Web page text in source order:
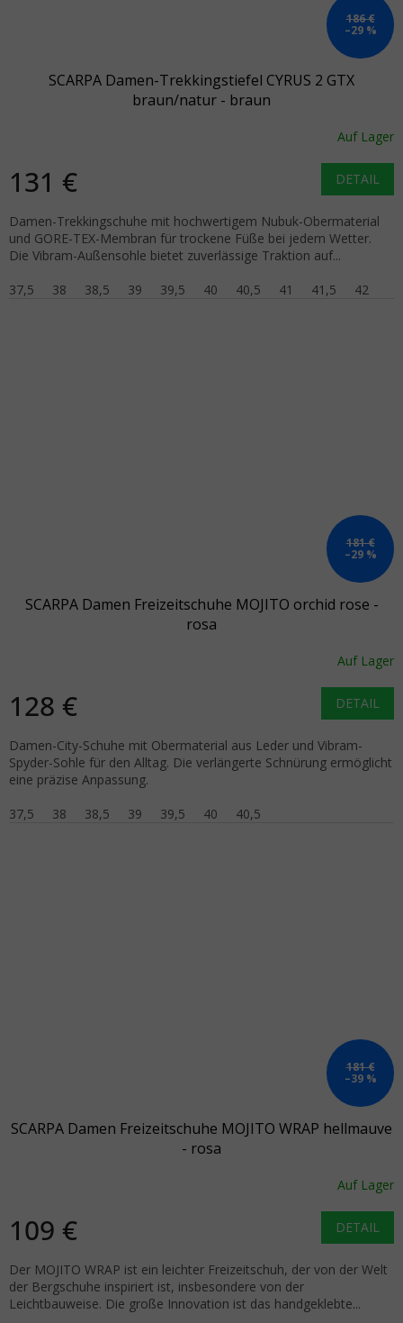
186 €
–29 %
SCARPA Damen-Trekkingstiefel CYRUS 2 GTX
braun/natur - braun
Auf Lager
131 € DETAIL
Damen-Trekkingschuhe mit hochwertigem Nubuk-Obermaterial
und GORE-TEX-Membran für trockene Füße bei jedem Wetter.
Die Vibram-Außensohle bietet zuverlässige Traktion auf...
37,5
38 38,5 39 39,5 40 40,5 41 41,5 42
181 €
–29 %
SCARPA Damen Freizeitschuhe MOJITO orchid rose -
rosa
Auf Lager
128 € DETAIL
Damen-City-Schuhe mit Obermaterial aus Leder und Vibram-
Spyder-Sohle für den Alltag. Die verlängerte Schnürung ermöglicht
eine präzise Anpassung.
37,5
38 38,5 39 39,5 40 40,5
181 €
–39 %
SCARPA Damen Freizeitschuhe MOJITO WRAP hellmauve
- rosa
Auf Lager
109 € DETAIL
Der MOJITO WRAP ist ein leichter Freizeitschuh, der von der Welt
der Bergschuhe inspiriert ist, insbesondere von der
Leichtbauweise. Die große Innovation ist das handgeklebte...